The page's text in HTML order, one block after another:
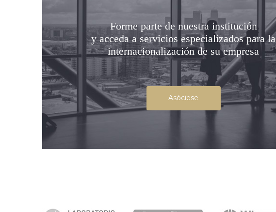
Forme parte de nuestra institución
y acceda a servicios especializados para la
internacionalización de su empresa
Asóciese